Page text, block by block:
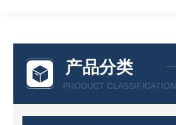
产品分类
PRODUCT CLASSIFICATION